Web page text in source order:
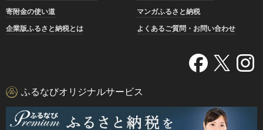
寄附金の使い道
マンガふるさと納税
企業版ふるさと納税とは
よくあるご質問・お問い合わせ
ふるなびオリジナルサービス